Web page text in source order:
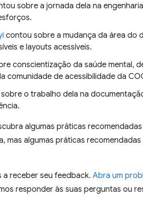
sobre a jornada dela na
contou sobre a mudança da área do
e layouts acessíveis.
conscientização da saúde mental,
comunidade de acessibilidade da
o trabalho dela na
algumas práticas
mas algumas práticas
a receber seu feedback. Abra um
responder às suas perguntas ou